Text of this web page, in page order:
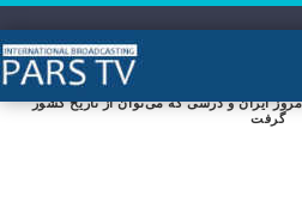
ایران و درسی که می‌توان از تاریخ کشور
گرفت